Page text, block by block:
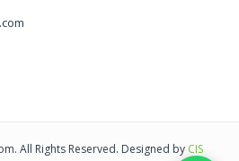
All Rights Reserved. Designed by CIS